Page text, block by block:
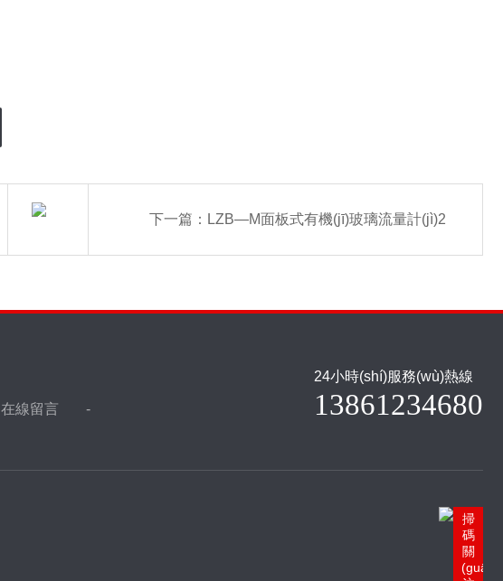
下一篇： LZB—M面板式有機(jī)玻璃流量計(jì)2
在線留言
24小時(shí)服務(wù)熱線
13861234680
掃
碼
關
(guān)